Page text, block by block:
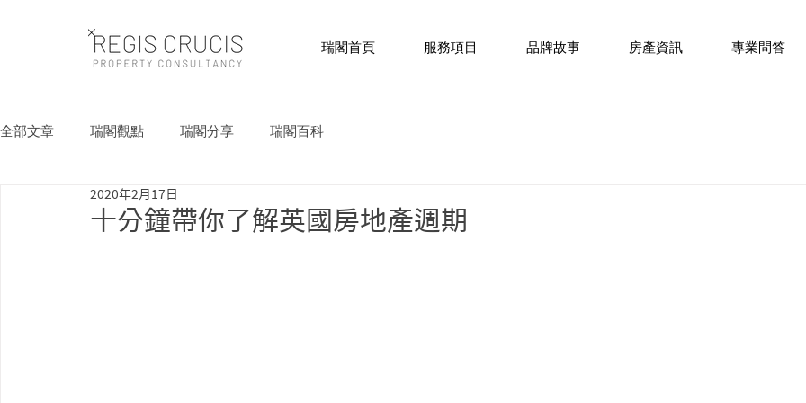
瑞閣首頁 服務項目 品牌故事 房產資訊 專業問答
全部文章 瑞閣觀點 瑞閣分享 瑞閣百科
十分鐘帶你了解英國房地產週期
2020年2月17日